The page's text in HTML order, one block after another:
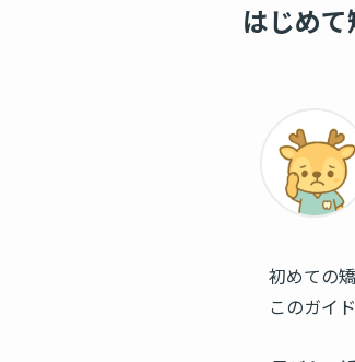
はじめ
初めての
このガイ